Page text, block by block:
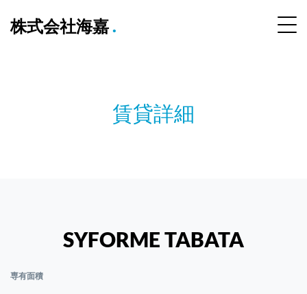
株式会社海嘉.
賃貸詳細
SYFORME TABATA
専有面積